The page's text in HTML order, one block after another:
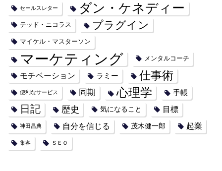
セールスレター ダン・ケネディー
テッド・ニコラス プラグイン
マイケル・マスターソン
マーケティング メンタルコーチ
モチベーション ラミー 仕事術
便利なサービス 同期 心理学 手帳
日記 歴史 気になること 目標
神田昌典 自分を信じる 茂木健一郎 起業
集客 ＳＥＯ